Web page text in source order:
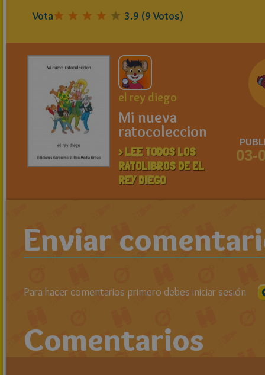
Vota 3.9 (9Votos)
el rey diego
Mi nueva
ratocoleccion
> LEE TODOS LOS
RATOLIBROS DE EL
REY DIEGO
03-
Enviar
Para hacer comentarios primero debes iniciar sesión
Comentarios